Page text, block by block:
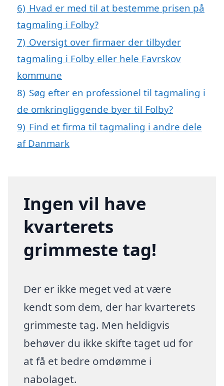
6) Hvad er med til at bestemme prisen på
tagmaling i Folby?
7) Oversigt over firmaer der tilbyder
tagmaling i Folby eller hele Favrskov
kommune
8) Søg efter en professionel til tagmaling i
de omkringliggende byer til Folby?
9) Find et firma til tagmaling i andre dele
af Danmark
Ingen vil have
kvarterets
grimmeste tag!
Der er ikke meget ved at være
kendt som dem, der har kvarterets
grimmeste tag. Men heldigvis
behøver du ikke skifte taget ud for
at få et bedre omdømme i
nabolaget.